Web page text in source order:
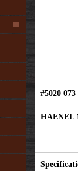
#5020 073
HAENEL